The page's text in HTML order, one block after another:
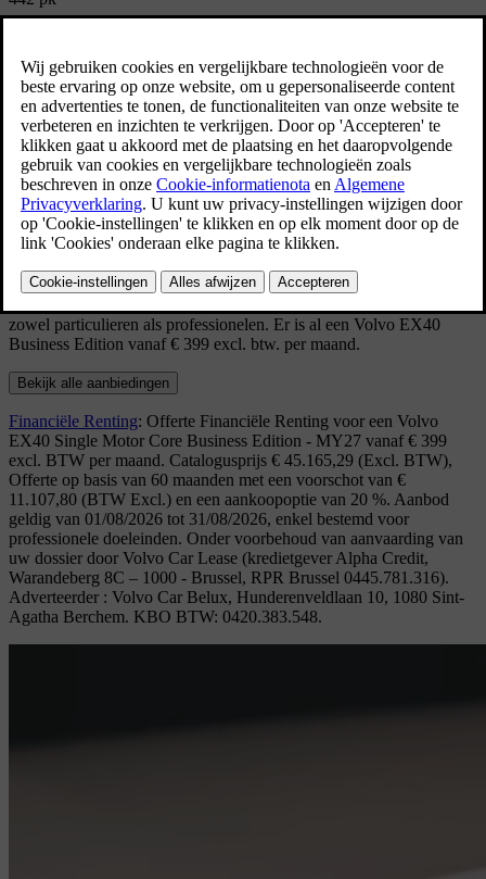
Meer weten
4.6 s
Bekijk alle specificaties
Business Edition
Ontdek de Volvo EX40 Business Edition
zowel particulieren als professionelen. Er is al een Volvo EX40
Business Edition vanaf € 399 excl. btw. per maand.
Bekijk alle aanbiedingen
Financiële Renting: Offerte Financiële Renting voor een Volvo
EX40 Single Motor Core Business Edition - MY27 vanaf € 399
excl. BTW per maand. Catalogusprijs € 45.165,29 (Excl. BTW),
Offerte op basis van 60 maanden met een voorschot van €
11.107,80 (BTW Excl.) en een aankoopoptie van 20 %. Aanbod
geldig van 01/08/2026 tot 31/08/2026, enkel bestemd voor
professionele doeleinden. Onder voorbehoud van aanvaarding van
uw dossier door Volvo Car Lease (kredietgever Alpha Credit,
Warandeberg 8C – 1000 - Brussel, RPR Brussel 0445.781.316).
Adverteerder : Volvo Car Belux, Hunderenveldlaan 10, 1080 Sint-
Agatha Berchem. KBO BTW: 0420.383.548.